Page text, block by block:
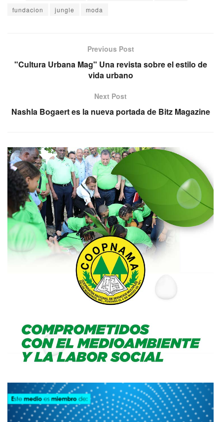
fundacion jungle moda
Previous Post
"Cultura Urbana Mag" Una revista sobre el estilo de
vida urbano
Next Post
Nashla Bogaert es la nueva portada de Bitz Magazine